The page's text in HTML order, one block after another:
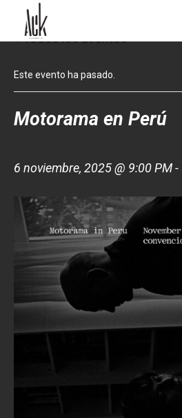
« Todos los Eventos
Este evento ha pasado.
Motorama en Perú
6 noviembre, 2025 @ 9:00 PM-